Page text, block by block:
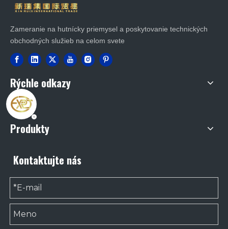
Zameranie na hutnícky priemysel a poskytovanie technických
obchodných služieb na celom svete
Rýchle odkazy
Produkty
Kontaktujte nás